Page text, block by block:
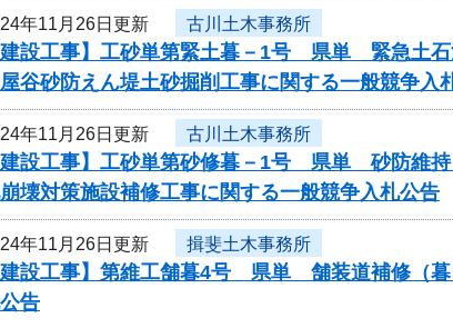
年11月26日更新 古川土木事務所
建設工事】工砂単第緊土暮－1号 県単 緊急土
谷砂防えん堤土砂掘削工事に関する一般競争入
年11月26日更新 古川土木事務所
建設工事】工砂単第砂修暮－1号 県単 砂防維
壊対策施設補修工事に関する一般競争入札公告
年11月26日更新 揖斐土木事務所
建設工事】第維工舗暮4号 県単 舗装道補修（
告